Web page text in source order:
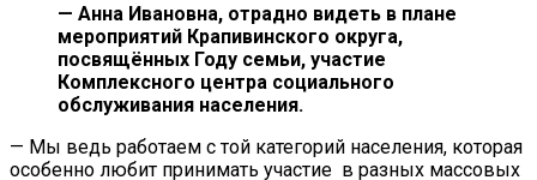
— Анна Ивановна, отрадно видеть в плане
мероприятий Крапивинского округа,
посвящённых Году семьи, участие
Комплексного центра социального
обслуживания населения.
— Мы ведь работаем с той категорий населения, которая
особенно любит принимать участие в разных массовых